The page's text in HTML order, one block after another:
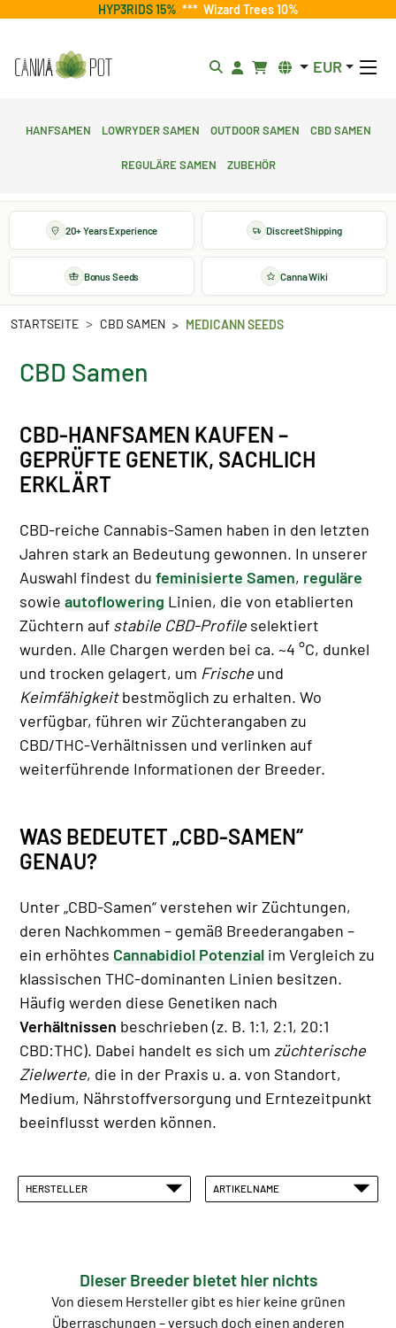
HYP3RIDS 15% *** Wizard Trees 10%
EUR
Hanfsamen Lowryder Samen Outdoor Samen CBD Samen
Reguläre Samen Zubehör
20+ Years Experience Discreet Shipping
Bonus Seeds Canna Wiki
STARTSEITE CBD SAMEN MEDICANN SEEDS
CBD Samen
CBD-HANFSAMEN KAUFEN –
GEPRÜFTE GENETIK, SACHLICH
ERKLÄRT
CBD-reiche Cannabis-Samen haben in den letzten
Jahren stark an Bedeutung gewonnen. In unserer
Auswahl findest du feminisierte Samen, reguläre
sowie autoflowering Linien, die von etablierten
Züchtern auf stabile CBD-Profile selektiert
wurden. Alle Chargen werden bei ca. ~4 °C, dunkel
und trocken gelagert, um Frische und
Keimfähigkeitbestmöglich zu erhalten. Wo
verfügbar, führen wir Züchterangaben zu
CBD/THC-Verhältnissen und verlinken auf
weiterführende Informationen der Breeder.
WAS BEDEUTET „CBD-SAMEN“
GENAU?
Unter „CBD-Samen“ verstehen wir Züchtungen,
deren Nachkommen – gemäß Breederangaben –
ein erhöhtes Cannabidiol Potenzial im Vergleich zu
klassischen THC-dominanten Linien besitzen.
Häufig werden diese Genetiken nach
Verhältnissen beschrieben (z. B. 1:1, 2:1, 20:1
CBD:THC). Dabei handelt es sich um züchterische
Zielwerte, die in der Praxis u. a. von Standort,
Medium, Nährstoffversorgung und Erntezeitpunkt
beeinflusst werden können.
HERSTELLER ARTIKELNAME
Dieser Breeder bietet hier nichts
Von diesem Hersteller gibt es hier keine grünen
Überraschungen – versuch doch einen anderen